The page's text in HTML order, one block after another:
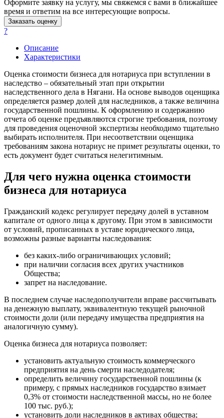
Оформите заявку на услугу, мы свяжемся с вами в ближайшее
время и ответим на все интересующие вопросы.
Заказать оценку
?
Описание
Характеристики
Оценка стоимости бизнеса для нотариуса при вступлении в
наследство – обязательный этап при открытии
наследственного дела в Нягани. На основе выводов оценщика
определяется размер долей для наследников, а также величина
государственной пошлины. К оформлению и содержанию
отчета об оценке предъявляются строгие требования, поэтому
для проведения оценочной экспертизы необходимо тщательно
выбирать исполнителя. При несоответствии оценщика
требованиям закона нотариус не примет результаты оценки, то
есть документ будет считаться нелегитимным.
Для чего нужна оценка стоимости
бизнеса для нотариуса
Гражданский кодекс регулирует передачу долей в уставном
капитале от одного лица к другому. При этом в зависимости
от условий, прописанных в уставе юридического лица,
возможны разные варианты наследования:
без каких-либо ограничивающих условий;
при наличии согласия всех других участников
Общества;
запрет на наследование.
В последнем случае наследополучители вправе рассчитывать
на денежную выплату, эквивалентную текущей рыночной
стоимости доли (или передачу имущества предприятия на
аналогичную сумму).
Оценка бизнеса для нотариуса позволяет:
установить актуальную стоимость коммерческого
предприятия на день смерти наследодателя;
определить величину государственной пошлины (к
примеру, с прямых наследников государство взимает
0,3% от стоимости наследственной массы, но не более
100 тыс. руб.);
установить доли наследников в активах общества;
Архангельск
Асбест
Асино
Астрахань
Ахтубинск
Ачинск
Аша
Баймак
Балабаново
Балаково
Балашиха
Балашов
Барабинск
Барнаул
Бахчисарай
Белая Калитва
Белебей
Белово
Белогорск
Белореченск
Белоярский
Бийск
Биробиджан
Бирск
Благовещенск
Благодарный
Богородицк
Боготол
Большой Камень